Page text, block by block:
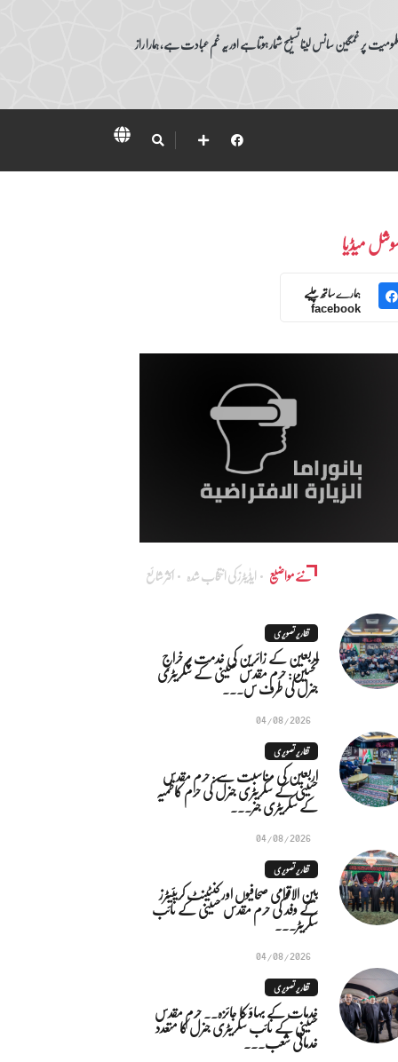
پر غمگین سانس لینا تسبیح شمار ہوتا ہے اور یہ غم عبادت ہے، ہمارا راز
میڈیا
ہمارے ساتھ چلیے
facebook
نئے مواضیع ایڈٰیٹرز کی انتخاب شدہ اکثر شائع
تقاریر تصویری
اربعین کے زائرین کی خدمت پر خراجِ
تحسین: حرم مقدس حسینی کے سکریٹری
جنرل کی طرف س...
04/08/2026
تقاریر تصویری
اربعین کی مناسبت سے: حرم مقدس
حسینی کے سکریٹری جنرل کی حرم کاظمیہ
کے سکریٹری جنر...
04/08/2026
تقاریر تصویری
بین الاقوامی صحافیوں اور کنٹینٹ کریئیٹرز
کے وفد کی حرم مقدس حسینی کے نائب
سکریٹر...
04/08/2026
تقاریر تصویری
خدمات کے بہاؤ کا جائزہ.. حرم مقدس
حسینی کے نائب سکریٹری جنرل کا متعدد
خدماتی شعب...